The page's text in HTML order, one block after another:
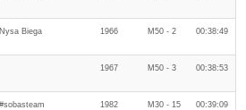
Nysa Biega 1966 M50 - 2 00:38:49
1967 M50 - 3 00:38:53
#sobasteam 1982 M30 - 15 00:39:09